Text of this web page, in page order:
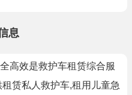
息
高效是救护车租赁综合服
赁私人救护车,租用儿童急